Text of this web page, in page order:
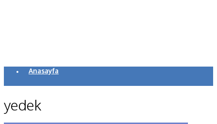
Anasayfa
Yazarlar
yedek